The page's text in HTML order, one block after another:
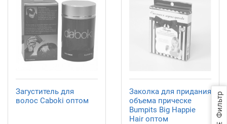
Фильтр
Загуститель для
волос Caboki оптом
Заколка для придания
объема прическе
Bumpits Big Happie
Hair оптом